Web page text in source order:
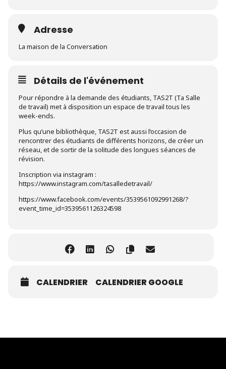
Adresse
La maison de la Conversation
Détails de l'événement
Pour répondre à la demande des étudiants, TAS2T (Ta Salle
de travail) met à disposition un espace de travail tous les
week-ends.
Plus qu’une bibliothèque, TAS2T est aussi l’occasion de
rencontrer des étudiants de différents horizons, de créer un
réseau, et de sortir de la solitude des longues séances de
révision.
Inscription via instagram :
https://www.instagram.com/tasalledetravail/
https://www.facebook.com/events/3539561092991268/?
event_time_id=3539561126324598
CALENDRIER CALENDRIER GOOGLE